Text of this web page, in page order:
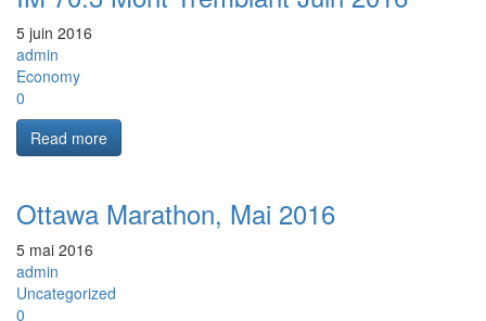
5 juin 2016
admin
Economy
0
Read more
Ottawa Marathon, Mai 2016
5 mai 2016
admin
Uncategorized
0